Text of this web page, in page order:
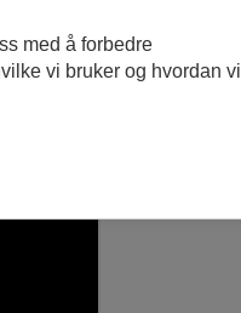
med å forbedre
vi bruker og hvordan vi